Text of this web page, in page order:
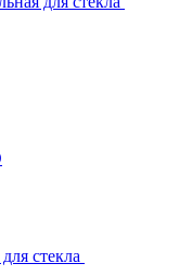
стекла